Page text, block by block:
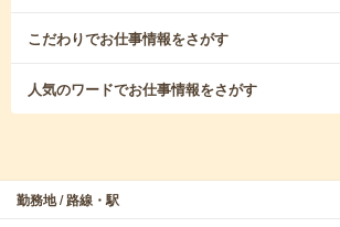
こだわりでお仕事情報をさがす
人気のワードでお仕事情報をさがす
勤務地 / 路線・駅